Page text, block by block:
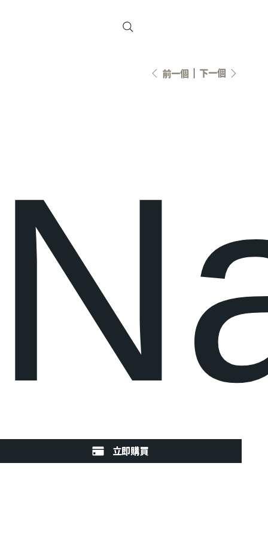
前一個 下一個
立即購買